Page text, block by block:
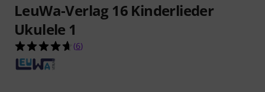
LeuWa-Verlag 16 Kinderlieder
Ukulele 1
4.7/5 csillag, összesen 6 értékelés alapján
(6)